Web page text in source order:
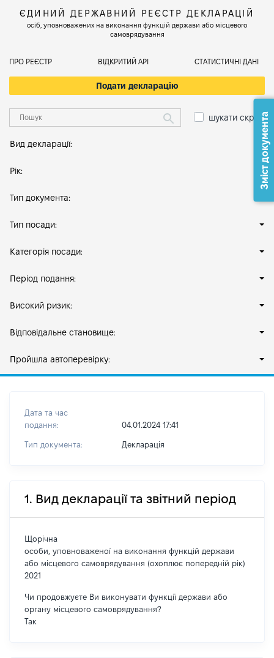
ЄДИНИЙ ДЕРЖАВНИЙ РЕЄСТР ДЕКЛАРАЦІЙ
осіб, уповноважених на виконання функцій держави або місцевого
самоврядування
ПРО РЕЄСТР ВІДКРИТИЙ АРІ СТАТИСТИЧНІ ДАНІ
Подати декларацію
шукати скрізь
Вид декларації:
Рік:
Тип документа:
Тип посади:
Категорія посади:
Період подання:
Високий ризик:
Відповідальне становище:
Пройшла автоперевірку:
Дата та час
подання:
04.01.2024 17:41
Тип документа: Декларація
1. Вид декларації та звітний період
Щорічна
особи, уповноваженої на виконання функцій держави
або місцевого самоврядування (охоплює попередній рік)
2021
Чи продовжуєте Ви виконувати функції держави або
органу місцевого самоврядування?
Так
Зміст документа